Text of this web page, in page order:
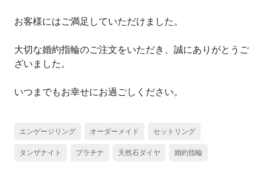
お客様にはご満足していただけました。
大切な婚約指輪のご注文をいただき、誠にありがとうご
ざいました。
いつまでもお幸せにお過ごしください。
エンゲージリング オーダーメイド セットリング
タンザナイト プラチナ 天然石ダイヤ 婚約指輪